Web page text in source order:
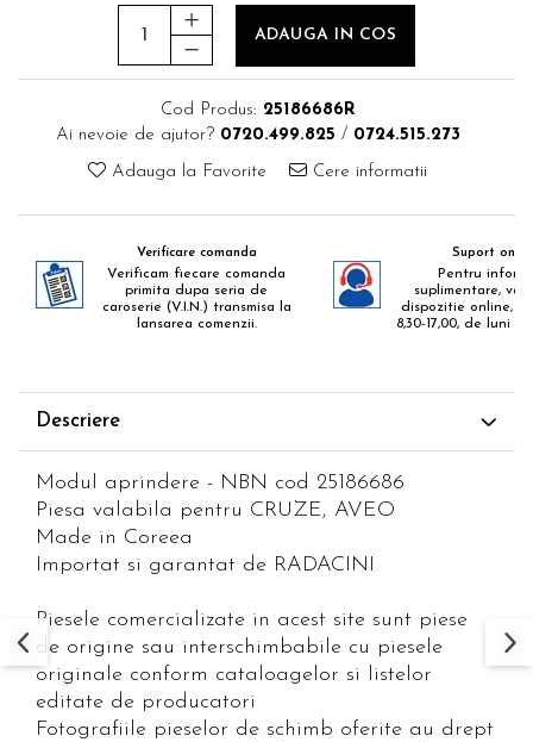
ADAUGA IN COS
Cod Produs: 25186686R
Ai nevoie de ajutor? 0720.499.825 / 0724.515.273
Adauga la Favorite Cere informatii
Verificare comanda
Verificam fiecare comanda
primita dupa seria de
caroserie (V.I.N.) transmisa la
lansarea comenzii.
Suport
Pentru
suplimentare, va
dispozitie online,
8,30-17,00, de luni
Descriere
Modul aprindere - NBN cod 25186686
Piesa valabila pentru CRUZE, AVEO
Made in Coreea
Importat si garantat de RADACINI
Piesele comercializate in acest site sunt piese
de origine sau interschimbabile cu piesele
originale conform cataloagelor si listelor
editate de producatori
Fotografiile pieselor de schimb oferite au drept